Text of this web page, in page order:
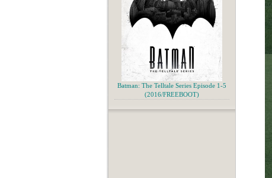
Batman: The Telltale Series Episode 1-5
(2016/FREEBOOT)